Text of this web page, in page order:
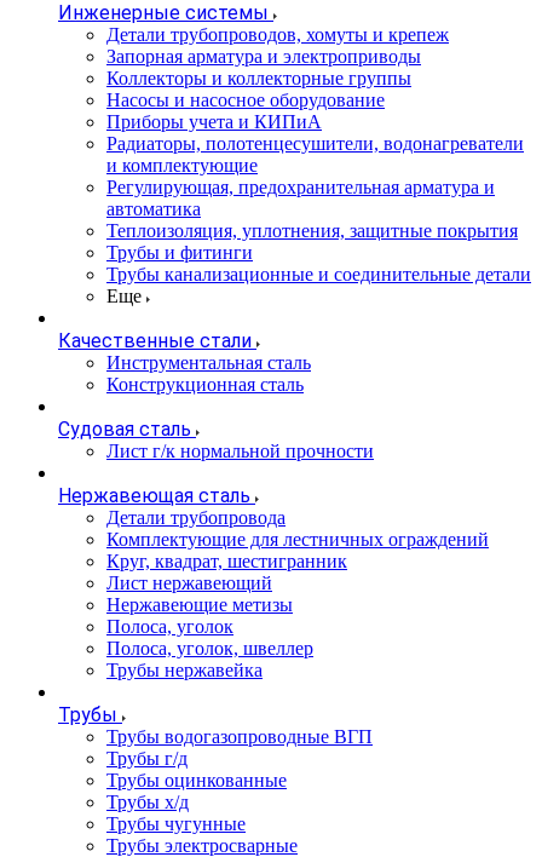
Инженерные системы
Детали трубопроводов, хомуты и крепеж
Запорная арматура и электроприводы
Коллекторы и коллекторные группы
Насосы и насосное оборудование
Приборы учета и КИПиА
Радиаторы, полотенцесушители, водонагреватели
и комплектующие
Регулирующая, предохранительная арматура и
автоматика
Теплоизоляция, уплотнения, защитные покрытия
Трубы и фитинги
Трубы канализационные и соединительные детали
Еще
Качественные стали
Инструментальная сталь
Конструкционная сталь
Судовая сталь
Лист г/к нормальной прочности
Нержавеющая сталь
Детали трубопровода
Комплектующие для лестничных ограждений
Круг, квадрат, шестигранник
Лист нержавеющий
Нержавеющие метизы
Полоса, уголок
Полоса, уголок, швеллер
Трубы нержавейка
Трубы
Трубы водогазопроводные ВГП
Трубы г/д
Трубы оцинкованные
Трубы х/д
Трубы чугунные
Трубы электросварные